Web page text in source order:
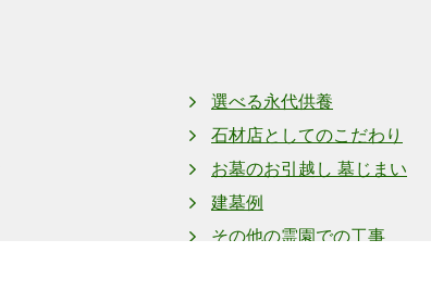
選べる永代供養
石材店としてのこだわり
お墓のお引越し 墓じまい
建墓例
その他の霊園での工事